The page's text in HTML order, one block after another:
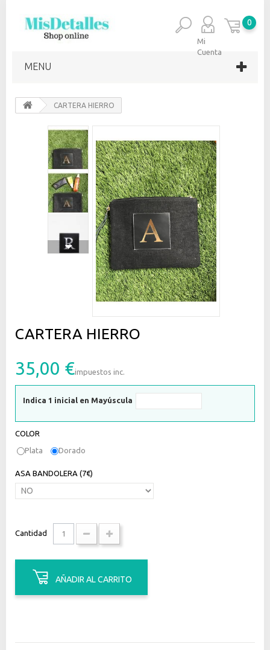
MENU
0
Mi
Cuenta
CARTERA HIERRO
CARTERA HIERRO
35,00 €impuestos inc.
Indica 1 inicial en Mayúscula
COLOR
Plata
Dorado
ASA BANDOLERA (7€)
Cantidad
AÑADIR AL CARRITO